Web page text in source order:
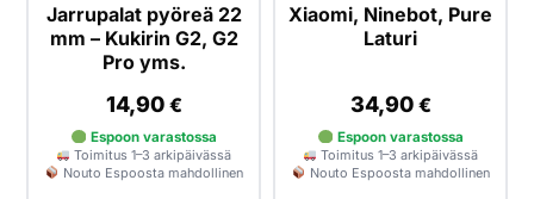
Jarrupalat pyöreä 22
mm – Kukirin G2, G2
Pro yms.
14,90 €
Espoon varastossa
Toimitus 1–3 arkipäivässä
Nouto Espoosta mahdollinen
Xiaomi, Ninebot, Pure
Laturi
34,90 €
Espoon varastossa
Toimitus 1–3 arkipäivässä
Nouto Espoosta mahdollinen